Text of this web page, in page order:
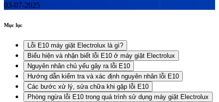
03-07-2025
Mục lục
Lỗi E10 máy giặt Electrolux là gì?
Biểu hiện và nhận biết lỗi E10 ở máy giặt Electrolux
Nguyên nhân chủ yếu gây ra lỗi E10
Hướng dẫn kiểm tra và xác định nguyên nhân lỗi E10
Các bước xử lý, sửa chữa khi gặp lỗi E10
Phòng ngừa lỗi E10 trong quá trình sử dụng máy giặt Electrolux